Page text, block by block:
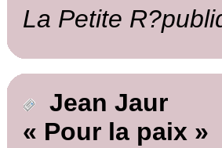
La Petite
Jean Jaur
« Pour la paix »